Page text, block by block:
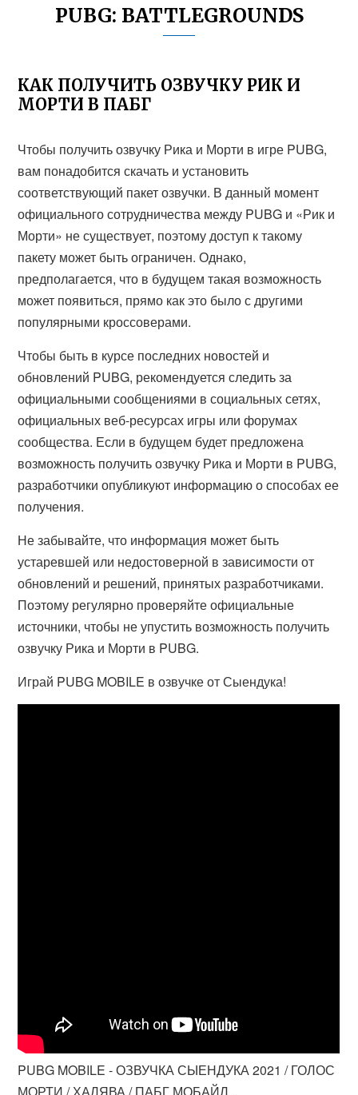
PUBG: BATTLEGROUNDS
КАК ПОЛУЧИТЬ ОЗВУЧКУ РИК И
МОРТИ В ПАБГ
Чтобы получить озвучку Рика и Морти в игре PUBG,
вам понадобится скачать и установить
соответствующий пакет озвучки. В данный момент
официального сотрудничества между PUBG и «Рик и
Морти» не существует, поэтому доступ к такому
пакету может быть ограничен. Однако,
предполагается, что в будущем такая возможность
может появиться, прямо как это было с другими
популярными кроссоверами.
Чтобы быть в курсе последних новостей и
обновлений PUBG, рекомендуется следить за
официальными сообщениями в социальных сетях,
официальных веб-ресурсах игры или форумах
сообщества. Если в будущем будет предложена
возможность получить озвучку Рика и Морти в PUBG,
разработчики опубликуют информацию о способах ее
получения.
Не забывайте, что информация может быть
устаревшей или недостоверной в зависимости от
обновлений и решений, принятых разработчиками.
Поэтому регулярно проверяйте официальные
источники, чтобы не упустить возможность получить
озвучку Рика и Морти в PUBG.
Играй PUBG MOBILE в озвучке от Сыендука!
PUBG MOBILE - ОЗВУЧКА СЫЕНДУКА 2021 / ГОЛОС